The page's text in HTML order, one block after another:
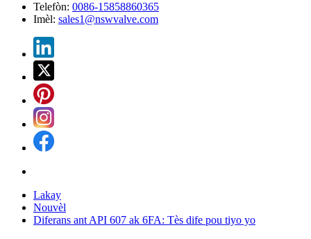
Telefòn: 0086-15858860365
Imèl: sales1@nswvalve.com
Lakay
Nouvèl
Diferans ant API 607 ​​ak 6FA: Tès dife pou tiyo yo